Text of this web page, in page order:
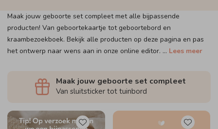
Maak jouw geboorte set compleet met alle bijpassende
producten! Van geboortekaartje tot geboortebord en
kraambezoekboek. Bekijk alle producten op deze pagina en pas
het ontwerp naar wens aan in onze online editor. ... Lees meer
Maak jouw geboorte set compleet
Van sluitsticker tot tuinbord